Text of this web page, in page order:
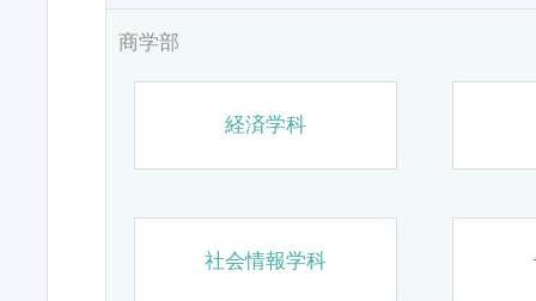
商学部
経済学科
社会情報学科